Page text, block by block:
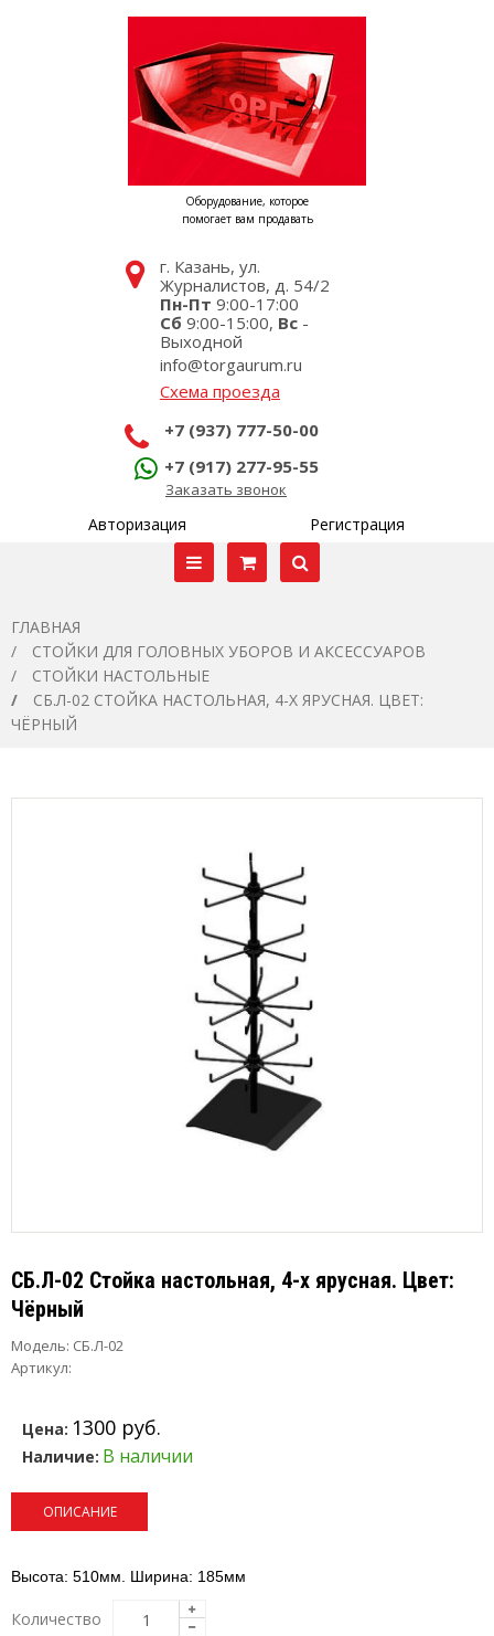
Оборудование, которое
помогает вам продавать
г. Казань, ул.
Журналистов, д. 54/2
Пн-Пт 9:00-17:00
Сб 9:00-15:00, Вс -
Выходной
info@torgaurum.ru
Схема проезда
+7 (937) 777-50-00
+7 (917) 277-95-55
Заказать звонок
Авторизация Регистрация
ГЛАВНАЯ
СТОЙКИ ДЛЯ ГОЛОВНЫХ УБОРОВ И АКСЕССУАРОВ
СТОЙКИ НАСТОЛЬНЫЕ
СБ.Л-02 СТОЙКА НАСТОЛЬНАЯ, 4-Х ЯРУСНАЯ. ЦВЕТ:
ЧЁРНЫЙ
СБ.Л-02 Стойка настольная, 4-х ярусная. Цвет:
Чёрный
Модель: СБ.Л-02
Артикул:
Цена: 1300 руб.
Наличие: В наличии
ОПИСАНИЕ
Высота: 510мм. Ширина: 185мм
Количество